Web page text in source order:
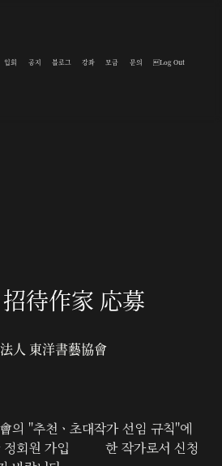
입회 공지 블로그 강좌 모금 문의 Log Out
待作家 応募
人 東洋書藝協會